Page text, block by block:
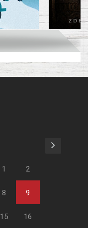
1 2
8 9
15 16